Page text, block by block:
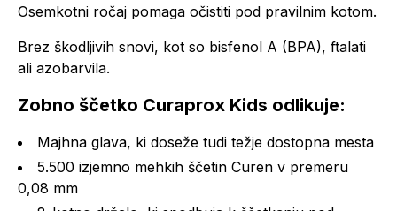
Osemkotni ročaj pomaga očistiti pod pravilnim kotom.
Brez škodljivih snovi, kot so bisfenol A (BPA), ftalati
ali azobarvila.
Zobno ščetko Curaprox Kids odlikuje:
Majhna glava, ki doseže tudi težje dostopna mesta
5.500 izjemno mehkih ščetin Curen v premeru
0,08 mm